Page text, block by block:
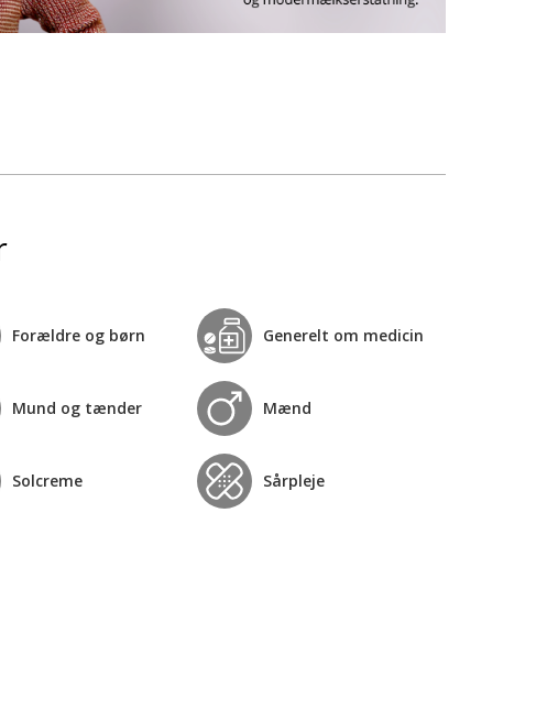
Forældre og børn Generelt om medicin
Mund og tænder Mænd
Solcreme Sårpleje